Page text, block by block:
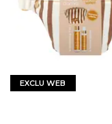
EXCLU WEB